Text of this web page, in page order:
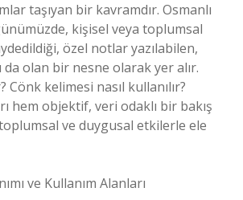
taşıyan bir kavramdır. Osmanlı
kişisel veya toplumsal
özel notlar yazılabilen,
da olan bir nesne olarak yer alır.
Cönk kelimesi nasıl kullanılır?
hem objektif, veri odaklı bir bakış
toplumsal ve duygusal etkilerle ele
ve Kullanım Alanları